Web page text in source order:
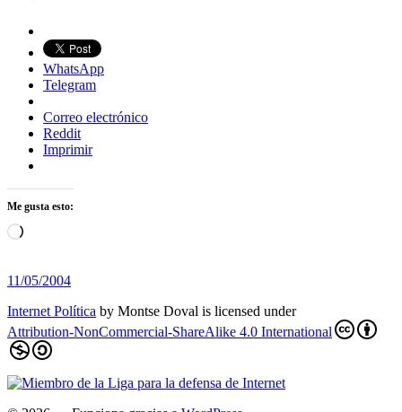
WhatsApp
Telegram
Correo electrónico
Reddit
Imprimir
Me gusta esto:
Cargando...
11/05/2004
Internet Política by Montse Doval is licensed under
Attribution-NonCommercial-ShareAlike 4.0 International